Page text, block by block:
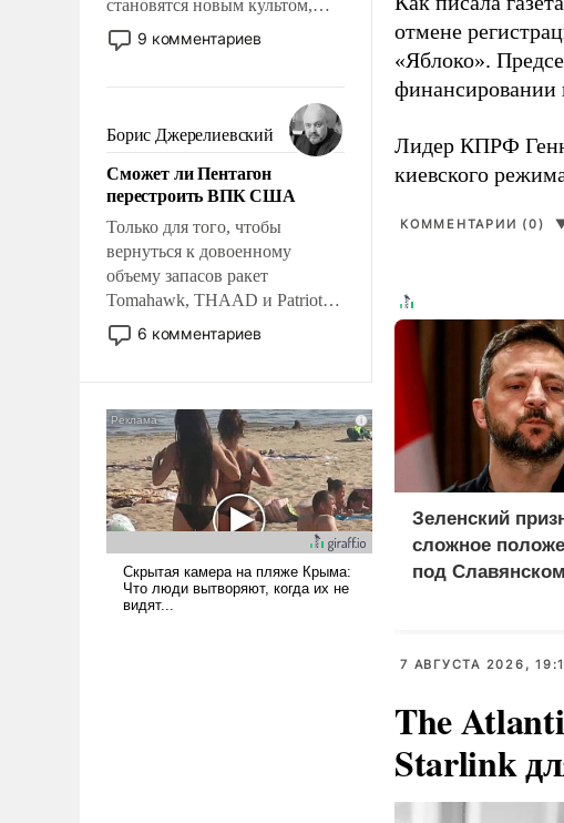
становятся новым культом,
постепенно вытесняя и
отменяя традиционное
мужественным и твердым под
ударами судьбы, брать на себя
ответственность, помогать
слабым, идти вперед и
адаптироваться.
9 комментариев
Борис Джерелиевский
Сможет ли Пентагон
перестроить ВПК США
Только для того, чтобы
вернуться к довоенному
объему запасов ракет
Tomahawk, THAAD и Patriot
США потребуется более трех
лет. Даже небольшая война с
Сложившаяся ситуация
означает многолетний период
уязвимости США, например,
перед Китаем.
6 комментариев
отмене
«Яблоко».
финансировании
Лидер КПРФ
киевского
КОММЕНТАРИИ (0)
Зеленский
сложное
под Славянском
7 АВГУСТА 2026,
The
Starlink